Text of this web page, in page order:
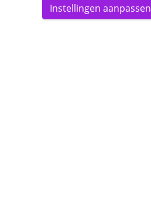
© 2026 Bebsy.nlInstellingen aanpassen